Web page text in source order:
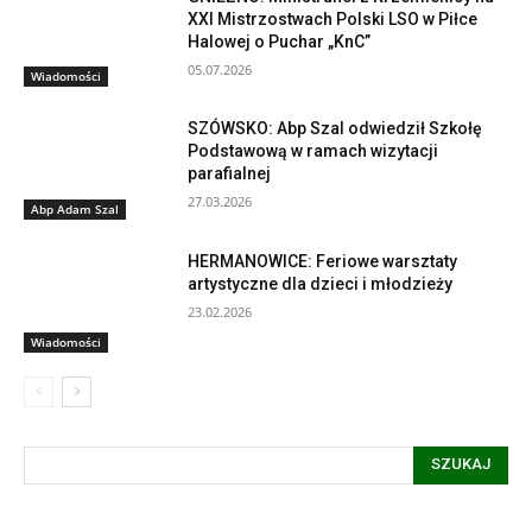
Wiadomości
XXI Mistrzostwach Polski LSO w Piłce
Halowej o Puchar „KnC”
05.07.2026
Abp Adam Szal
SZÓWSKO: Abp Szal odwiedził Szkołę
Podstawową w ramach wizytacji
parafialnej
27.03.2026
Wiadomości
HERMANOWICE: Feriowe warsztaty
artystyczne dla dzieci i młodzieży
23.02.2026
SZUKAJ